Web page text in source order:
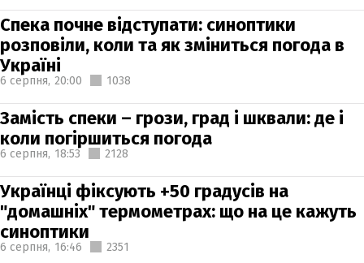
Спека почне відступати: синоптики
розповіли, коли та як зміниться погода в
Україні
6 серпня, 20:00 1038
Замість спеки – грози, град і шквали: де і
коли погіршиться погода
6 серпня, 18:53 2128
Українці фіксують +50 градусів на
"домашніх" термометрах: що на це кажуть
синоптики
6 серпня, 16:46 2351